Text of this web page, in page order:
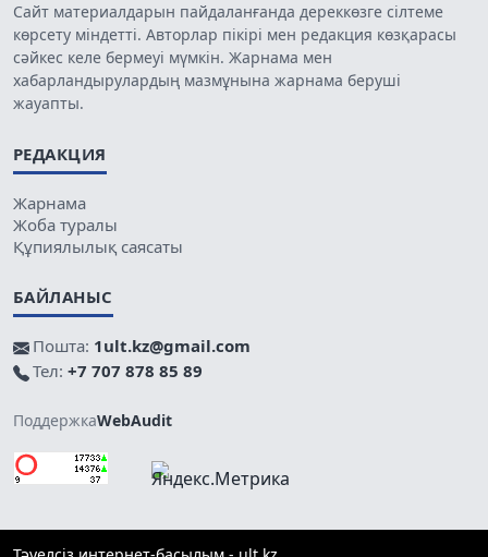
Сайт материалдарын пайдаланғанда дереккөзге сілтеме
көрсету міндетті. Авторлар пікірі мен редакция көзқарасы
сәйкес келе бермеуі мүмкін. Жарнама мен
хабарландырулардың мазмұнына жарнама беруші
жауапты.
РЕДАКЦИЯ
Жарнама
Жоба туралы
Құпиялылық саясаты
БАЙЛАНЫС
Пошта: 1ult.kz@gmail.com
Тел: +7 707 878 85 89
ПоддержкаWebAudit